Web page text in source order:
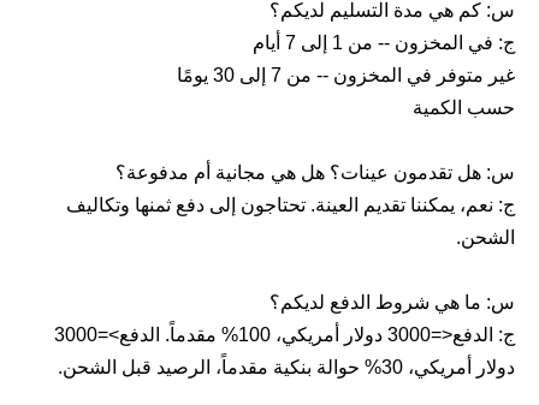
س: كم هي مدة التسليم لديكم؟
ج: في المخزون -- من 1 إلى 7 أيام
غير متوفر في المخزون -- من 7 إلى 30 يومًا
حسب الكمية
س: هل تقدمون عينات؟ هل هي مجانية أم مدفوعة؟
ج: نعم، يمكننا تقديم العينة. تحتاجون إلى دفع ثمنها وتكاليف
الشحن.
س: ما هي شروط الدفع لديكم؟
ج: الدفع<=3000 دولار أمريكي، 100% مقدماً. الدفع>=3000
دولار أمريكي، 30% حوالة بنكية مقدماً، الرصيد قبل الشحن.